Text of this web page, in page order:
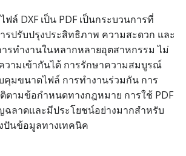
ล์ DXF เป็น PDF เป็นกระบวนการที่
รปรับปรุงประสิทธิภาพ ความสะดวก และ
รทำงานในหลากหลายอุตสาหกรรม ไม่
ความเข้ากันได้ การรักษาความสมบูรณ์
มขนาดไฟล์ การทำงานร่วมกัน การ
ามข้อกำหนดทางกฎหมาย การใช้ PDF
ฉลาดและมีประโยชน์อย่างมากสำหรับ
ปันข้อมูลทางเทคนิค